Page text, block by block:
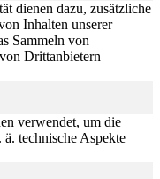
dienen dazu, zusätzliche
Inhalten unserer
Sammeln von
Drittanbietern
verwendet, um die
technische Aspekte